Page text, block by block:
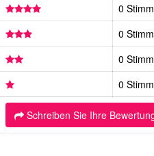
0
0
0
0
Schreiben Sie Ihre